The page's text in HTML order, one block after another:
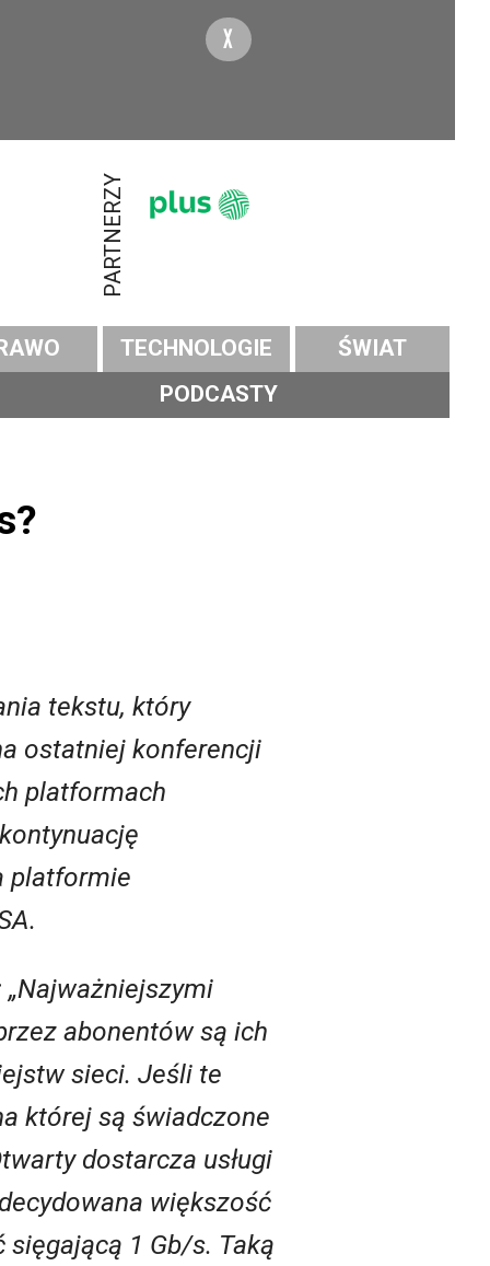
X
PARTNERZY
TECHNOLOGIE
ŚWIAT
PODCASTY
tekstu, który
ostatniej konferencji
platformach
platformie
abonentów są ich
sieci. Jeśli te
której są świadczone
dostarcza usługi
większość
1 Gb/s. Taką